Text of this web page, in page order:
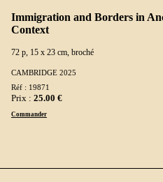
Immigration and Borders in
Context
72 p, 15 x 23 cm, broché
CAMBRIDGE 2025
Réf : 19871
Prix : 25.00 €
Commander